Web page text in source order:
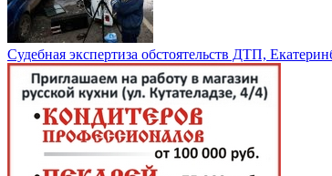
Судебная экспертиза обстоятельств ДТП,